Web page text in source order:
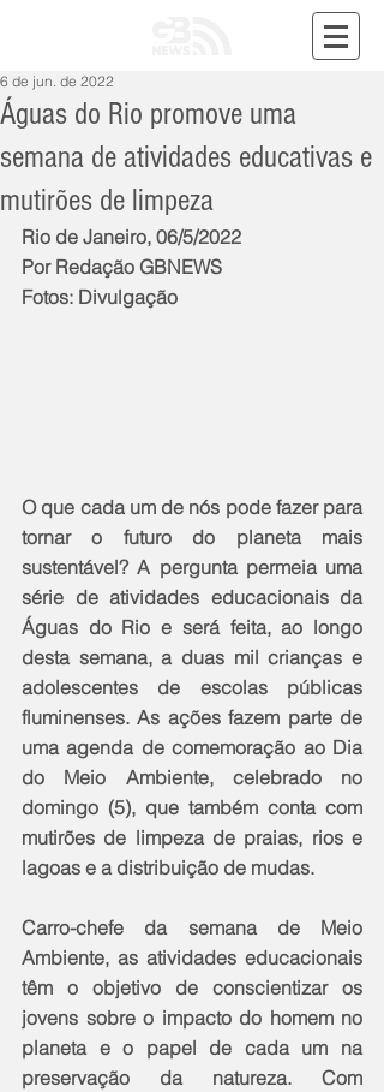
Águas do Rio promove uma
semana de atividades educativas e
mutirões de limpeza
6 de jun. de 2022
Rio de Janeiro, 06/5/2022
Por Redação GBNEWS
Fotos: Divulgação
O que cada um de nós pode fazer para
tornar o futuro do planeta mais
sustentável? A pergunta permeia uma
série de atividades educacionais da
Águas do Rio e será feita, ao longo
desta semana, a duas mil crianças e
adolescentes de escolas públicas
fluminenses. As ações fazem parte de
uma agenda de comemoração ao Dia
do Meio Ambiente, celebrado no
domingo (5), que também conta com
mutirões de limpeza de praias, rios e
lagoas e a distribuição de mudas.
Carro-chefe da semana de Meio
Ambiente, as atividades educacionais
têm o objetivo de conscientizar os
jovens sobre o impacto do homem no
planeta e o papel de cada um na
preservação da natureza. Com